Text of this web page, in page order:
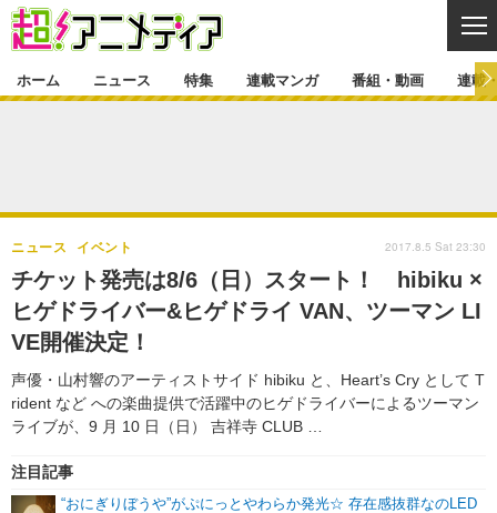
ゲーム・アプリ マンガ
グッズ イベント
声優
舞台 新帝スタ
特集一覧 カバー
ラキりす
連載マンガ
連載マンガ一覧
番組・動画
番組・動画一覧 ラジオ
動画
連載・ブログ
連載・ブログ一覧
編集部ブログ・お知らせ
ホーム ニュース 特集 連載マンガ 番組・動画 連載
チケット発売は8/6（日）スタート！ hibiku ×
ヒゲドライバー&ヒゲドライ VAN、ツーマン LI
VE開催決定！
声優・山村響のアーティストサイド hibiku と、Heart’s Cry として T
rident など への楽曲提供で活躍中のヒゲドライバーによるツーマン
ライブが、9 月 10 日（日） 吉祥寺 CLUB …
ニュース イベント
注目記事
“おにぎりぼうや”がぷにっとやわらか発光☆ 存在感抜群なのLED
2017.8.5 Sat 23:30